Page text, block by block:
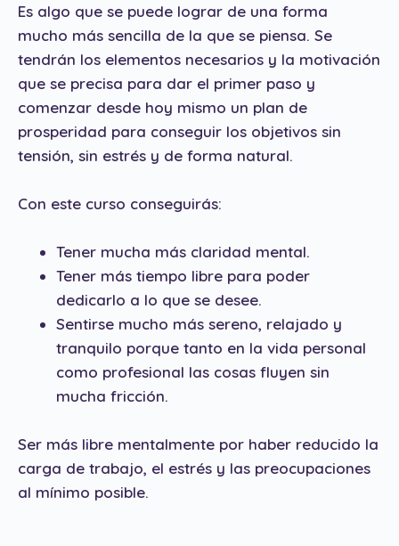
Es algo que se puede lograr de una forma
mucho más sencilla de la que se piensa. Se
tendrán los elementos necesarios y la motivación
que se precisa para dar el primer paso y
comenzar desde hoy mismo un plan de
prosperidad para conseguir los objetivos sin
tensión, sin estrés y de forma natural.
Con este curso conseguirás:
Tener mucha más claridad mental.
Tener más tiempo libre para poder
dedicarlo a lo que se desee.
Sentirse mucho más sereno, relajado y
tranquilo porque tanto en la vida personal
como profesional las cosas fluyen sin
mucha fricción.
Ser más libre mentalmente por haber reducido la
carga de trabajo, el estrés y las preocupaciones
al mínimo posible.